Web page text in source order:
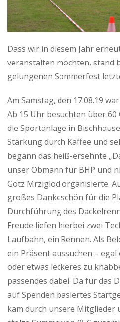
Dass wir in diesem Jahr
veranstalten möchten, stand
gelungenen Sommerfest
Am Samstag, den 17.08.19
Ab 15 Uhr besuchten über 60
die Sportanlage in
Stärkung durch Kaffee und
begann das heiß-ersehnte
unser Obmann für BHP und
Götz Mrziglod organisierte.
großes Dankeschön für die
Durchführung des
Freude liefen hierbei zwei
Laufbahn, ein Rennen. Als
ein Präsent aussuchen –
oder etwas leckeres zu
passendes dabei. Da für das
auf Spenden basiertes
kam durch unsere Mitglieder